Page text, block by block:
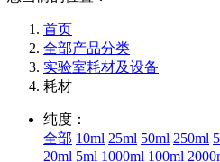
首页
全部产品分类
实验室耗材及设备
耗材
纯度：
全部 10ml 25ml 50ml 250ml
20ml 5ml 1000ml 100ml